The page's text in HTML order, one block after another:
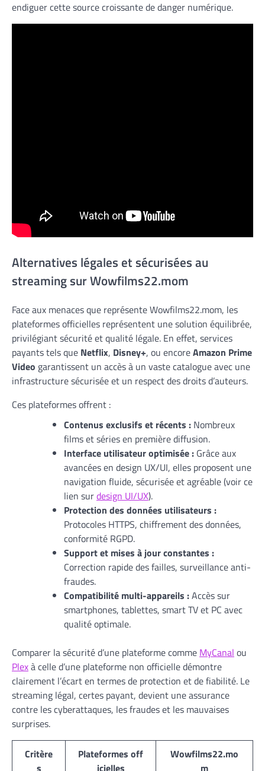
endiguer cette source croissante de danger numérique.
Alternatives légales et sécurisées au
streaming sur Wowfilms22.mom
Face aux menaces que représente Wowfilms22.mom, les
plateformes officielles représentent une solution équilibrée,
privilégiant sécurité et qualité légale. En effet, services
payants tels que Netflix, Disney+, ou encoreAmazon Prime
Video garantissent un accès à un vaste catalogue avec une
infrastructure sécurisée et un respect des droits d’auteurs.
Ces plateformes offrent :
Contenus exclusifs et récents : Nombreux
films et séries en première diffusion.
Interface utilisateur optimisée : Grâce aux
avancées en design UX/UI, elles proposent une
navigation fluide, sécurisée et agréable (voir ce
lien surdesign UI/UX).
Protection des données utilisateurs :
Protocoles HTTPS, chiffrement des données,
conformité RGPD.
Support et mises à jour constantes :
Correction rapide des failles, surveillance anti-
fraudes.
Compatibilité multi-appareils :Accès sur
smartphones, tablettes, smart TV et PC avec
qualité optimale.
Comparer la sécurité d’une plateforme comme MyCanal ou
Plexà celle d’une plateforme non officielle démontre
clairement l’écart en termes de protection et de fiabilité. Le
streaming légal, certes payant, devient une assurance
contre les cyberattaques, les fraudes et les mauvaises
surprises.
Critère
s
Plateformes off
icielles
Wowfilms22.mo
m